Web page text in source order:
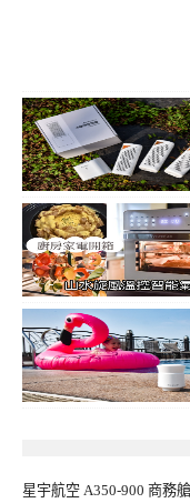
星宇航空 A350-900 商務